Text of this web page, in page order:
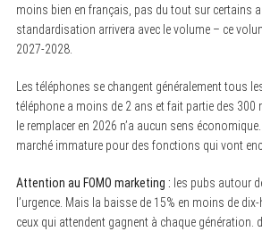
moins bien en français, pas du tout sur certains
standardisation arrivera avec le volume – ce
2027-2028.
Les téléphones se changent généralement tous
téléphone a moins de 2 ans et fait partie des 300
le remplacer en 2026 n’a aucun sens
marché immature pour des fonctions qui vont
Attention au FOMO marketing : les pubs autour
l’urgence. Mais la baisse de 15% en moins de
ceux qui attendent gagnent à chaque génération.